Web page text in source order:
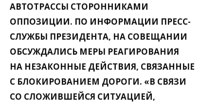
АВТОТРАССЫ СТОРОННИКАМИ
ОППОЗИЦИИ. ПО ИНФОРМАЦИИ ПРЕСС-
СЛУЖБЫ ПРЕЗИДЕНТА, НА СОВЕЩАНИИ
ОБСУЖДАЛИСЬ МЕРЫ РЕАГИРОВАНИЯ
НА НЕЗАКОННЫЕ ДЕЙСТВИЯ, СВЯЗАННЫЕ
С БЛОКИРОВАНИЕМ ДОРОГИ. «В СВЯЗИ
СО СЛОЖИВШЕЙСЯ СИТУАЦИЕЙ,